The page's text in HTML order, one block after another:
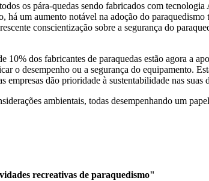
os pára-quedas sendo fabricados com
um aumento notável na adoção do
conscientização sobre a segurança do
dos fabricantes de paraquedas estão agora a
o desempenho ou a segurança do equipamento.
dão prioridade à sustentabilidade nas suas
ambientais, todas desempenhando um
recreativas de paraquedismo"